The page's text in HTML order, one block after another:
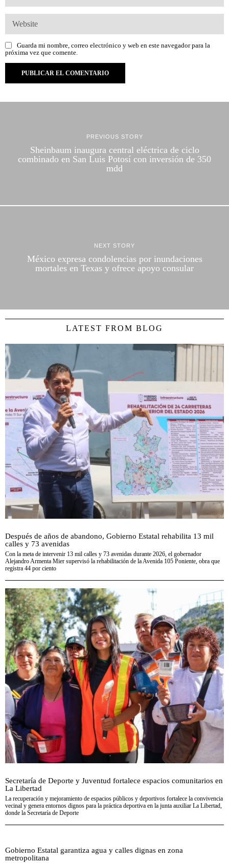
Guarda mi nombre, correo electrónico y web en este navegador para la
próxima vez que comente.
PREVIOUS STORY
Sheinbaum inaugura central eléctrica de ciclo
combinado en San Luis Potosí con inversión de 350
mdd
NEXT STORY
México expresa condolencias por inundaciones
mortales en Texas y ofrece apoyo consular
LATEST FROM BLOG
Después de años de abandono, Gobierno Estatal rehabilita 13 mil
calles y 73 avenidas
Con la meta de intervenir 13 mil calles y 73 avenidas durante 2026, el gobernador
Alejandro Armenta Mier supervisó la rehabilitación de la Avenida 105 Poniente, obra que
registra 44 por ciento
Secretaría de Deporte y Juventud fortalece espacios comunitarios en
La Libertad
La recuperación y mejoramiento de espacios públicos y deportivos fortalece la convivencia
vecinal y genera entornos dignos para la práctica deportiva en la junta auxiliar La Libertad,
donde la Secretaría de Deporte
Gobierno Estatal garantiza agua y calles dignas en zona
metropolitana